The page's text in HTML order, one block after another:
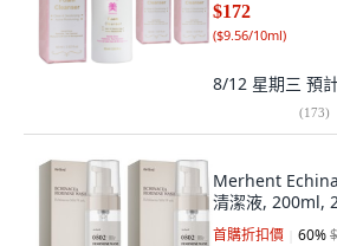
$172
($9.56/10ml)
8/12 星期三 預
(173)
Merhent
清潔液, 200ml,
首購折扣價 60%